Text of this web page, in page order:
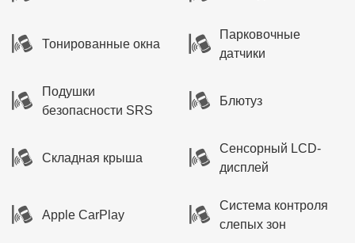
Тонированные окна
Парковочные
датчики
Подушки
безопасности SRS
Блютуз
Складная крыша
Сенсорный LCD-
дисплей
Apple CarPlay
Система контроля
слепых зон